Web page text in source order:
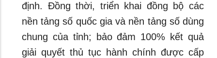
định. Đồng thời, triển khai đồng bộ các
nền tảng số quốc gia và nền tảng số dùng
chung của tỉnh; bảo đảm 100% kết quả
giải quyết thủ tục hành chính được cấp